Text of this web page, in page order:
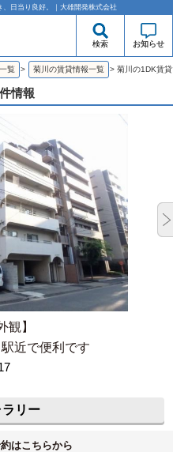
日当り良好。｜大雄開発株式会社
検索 お知らせ
覧 > 菊川の賃貸情報一覧 > 菊川の1DK賃
情報
観】
近で便利です
リー
はこちらから